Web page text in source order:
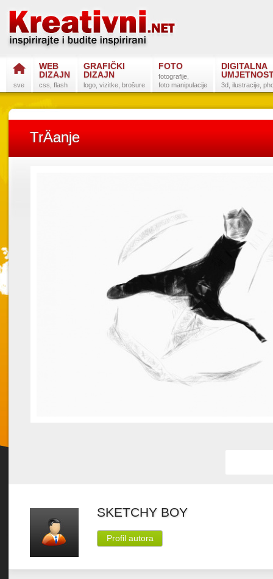
sve
WEB
DIZAJN
css, flash
GRAFIČKI
DIZAJN
logo, vizitke, brošure
FOTO
fotografije,
foto manipulacije
DIGITALNA
3d, ilustracije,
TrÄanje
SKETCHY BOY
Profil autora
Postanite